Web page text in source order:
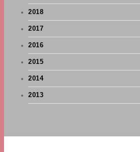
2018
2017
2016
2015
2014
2013